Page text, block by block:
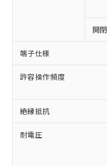
開
端子仕様
許容操作頻度
絶縁抵抗
耐電圧
以下の条件
本サー
商品の
(税抜)
当社制
本サー
ことを
在庫状
対応予定な
非含有に非
調査・確認中
非含有の対応
商品です。
害物質有無と
仕入先様の
いたものが
むを得ず変
「○」：最大
基準値以下で
「×」：最大
基準値を超
「－」：未
当社は
為替お
（以下